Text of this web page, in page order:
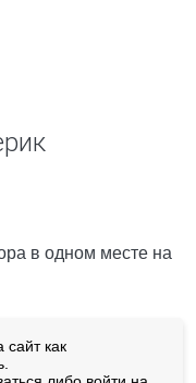
в одном месте на
как